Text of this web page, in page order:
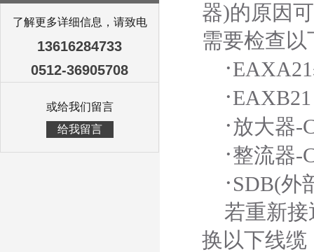
了解更多详细信息，请致电
13616284733
0512-36905708
或给我们留言
给我留言
器)的原因
需要检查
·
·
·放大器-
·整流器-
·SDB(外
若重新接
换以下线缆